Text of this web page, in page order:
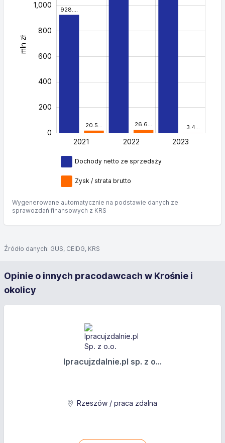
928.…
20.5… 26.6… 3.4…
mln zł
0
200
400
600
800
1,000
L
2021 2022 2023
Dochody netto ze sprzedaży
Zysk / strata brutto
Wygenerowane automatycznie na podstawie danych ze
sprawozdań finansowych z KRS
Źródło danych: GUS, CEIDG, KRS
Opinie o innych pracodawcach w Krośnie i
okolicy
Ipracujzdalnie.pl sp. z o...
Rzeszów / praca zdalna